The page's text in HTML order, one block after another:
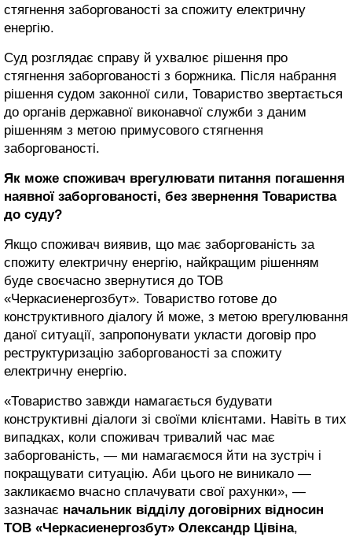
стягнення заборгованості за спожиту електричну
енергію.
Суд розглядає справу й ухвалює рішення про
стягнення заборгованості з боржника. Після набрання
рішення судом законної сили, Товариство звертається
до органів державної виконавчої служби з даним
рішенням з метою примусового стягнення
заборгованості.
Як може споживач врегулювати питання погашення
наявної заборгованості, без звернення Товариства
до суду?
Якщо споживач виявив, що має заборгованість за
спожиту електричну енергію, найкращим рішенням
буде своєчасно звернутися до ТОВ
«Черкасиенергозбут». Товариство готове до
конструктивного діалогу й може, з метою врегулювання
даної ситуації, запропонувати укласти договір про
реструктуризацію заборгованості за спожиту
електричну енергію.
«Товариство завжди намагається будувати
конструктивні діалоги зі своїми клієнтами. Навіть в тих
випадках, коли споживач тривалий час має
заборгованість, — ми намагаємося йти на зустріч і
покращувати ситуацію. Аби цього не виникало —
закликаємо вчасно сплачувати свої рахунки», —
зазначає начальник відділу договірних відносин
ТОВ «Черкасиенергозбут» Олександр Цівіна,